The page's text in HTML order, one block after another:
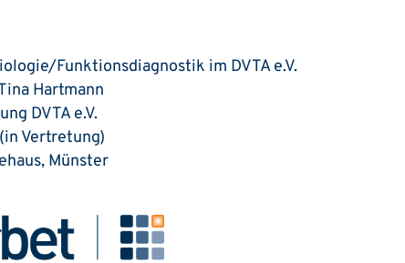
Funktionsdiagnostik im DVTA e.V.
Hartmann
DVTA e.V.
Vertretung)
Münster